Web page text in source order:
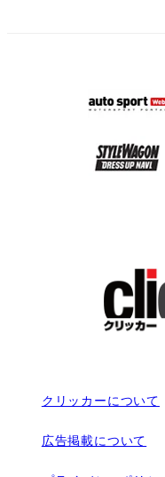
クリッカーについて
広告掲載について